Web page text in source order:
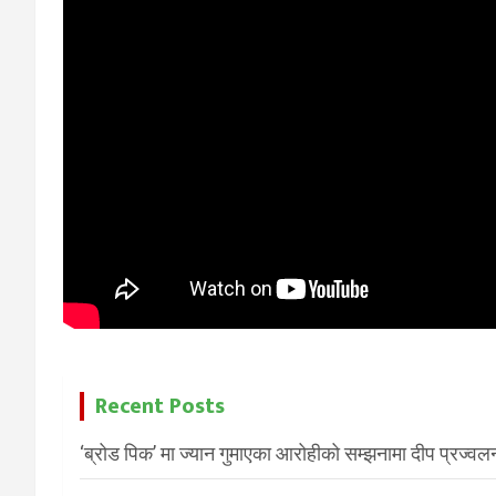
Recent Posts
‘ब्रोड पिक’ मा ज्यान गुमाएका आरोहीको सम्झनामा दीप